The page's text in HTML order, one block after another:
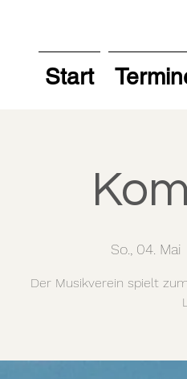
Start
So., 04. Mai
Der Musikverein spielt